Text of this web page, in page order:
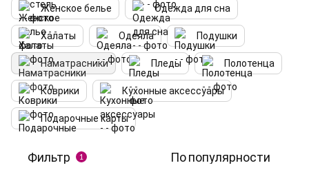
Женское белье Одежда для сна
Халаты Одеяла Подушки
Наматрасники Пледы Полотенца
Коврики Кухонные аксессуары
Подарочные карты
Фильтр 1 По популярности